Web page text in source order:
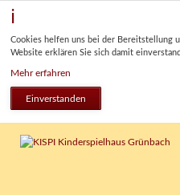
Cookies helfen uns bei der Bereitstellung
Website erklären Sie sich damit
Mehr erfahren
Einverstanden